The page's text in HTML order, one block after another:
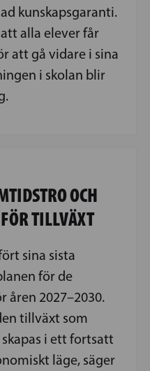
kunskapsgaranti.
alla elever får
att gå vidare i sina
i skolan blir
OCH
TILLVÄXT
sina sista
för de
åren 2027–2030.
tillväxt som
i ett fortsatt
läge, säger